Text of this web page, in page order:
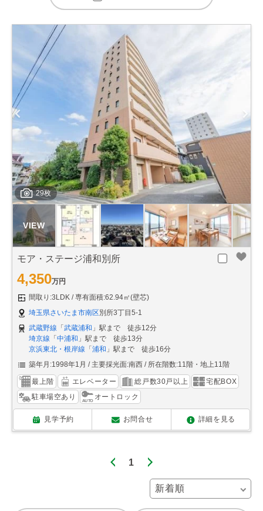
29枚
モア・ステージ浦和別所
4,350万円
間取り:3LDK
専有面積:62.94㎡(壁芯)
埼玉県さいたま市南区別所3丁目5-1
武蔵野線 「 武蔵浦和 」駅まで 徒歩12分
埼京線 「 中浦和 」駅まで 徒歩13分
京浜東北・根岸線 「 浦和 」駅まで 徒歩16分
築年月:1998年1月
主要採光面:南西 所在階数:11階・地上11階
最上階 エレベーター 総戸数30戸以上
宅配BOX
駐車場空あり
オートロック
見学予約 お問合せ 詳細を見る
1